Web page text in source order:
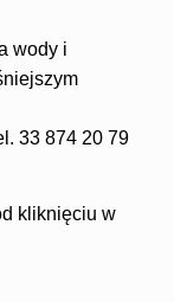
wody i
33 874 20 79
kliknięciu w